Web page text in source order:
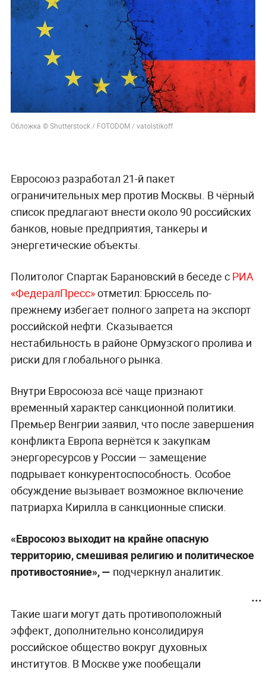
Обложка © Shutterstock / FOTODOM / vatolstikoff
Евросоюз разработал 21-й пакет
ограничительных мер против Москвы. В чёрный
список предлагают внести около 90 российских
банков, новые предприятия, танкеры и
энергетические объекты.
Политолог Спартак Барановский в беседе с РИА
«ФедералПресс»отметил: Брюссель по-
прежнему избегает полного запрета на экспорт
российской нефти. Сказывается
нестабильность в районе Ормузского пролива и
риски для глобального рынка.
Внутри Евросоюза всё чаще признают
временный характер санкционной политики.
Премьер Венгрии заявил, что после завершения
конфликта Европа вернётся к закупкам
энергоресурсов у России — замещение
подрывает конкурентоспособность. Особое
обсуждение вызывает возможное включение
патриарха Кирилла в санкционные списки.
«Евросоюз выходит на крайне опасную
территорию, смешивая религию и политическое
противостояние», — подчеркнул аналитик.
Такие шаги могут дать противоположный
эффект, дополнительно консолидируя
российское общество вокруг духовных
институтов. В Москве уже пообещали